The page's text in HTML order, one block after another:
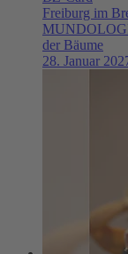
Freiburg im
der Bäume
28. Januar